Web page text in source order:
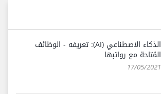
الذكاء الاصطناعي (AI): تعريفه - الوظائف
المُتاحة مع رواتبها
17/05/2021